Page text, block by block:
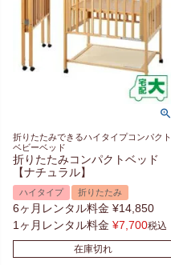
折りたたみできるハイタイプコンパクト
ベビーベッド
折りたたみコンパクトベッド
【ナチュラル】
ハイタイプ 折りたたみ
6ヶ月レンタル料金 ¥14,850
1ヶ月レンタル料金 ¥7,700税込
在庫切れ